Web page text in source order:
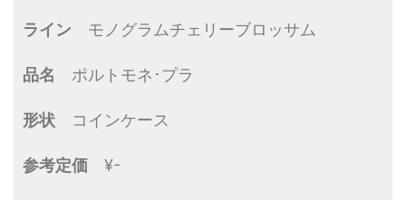
ライン モノグラムチェリーブロッサム
品名 ポルトモネ･プラ
形状 コインケース
参考定価 ¥-